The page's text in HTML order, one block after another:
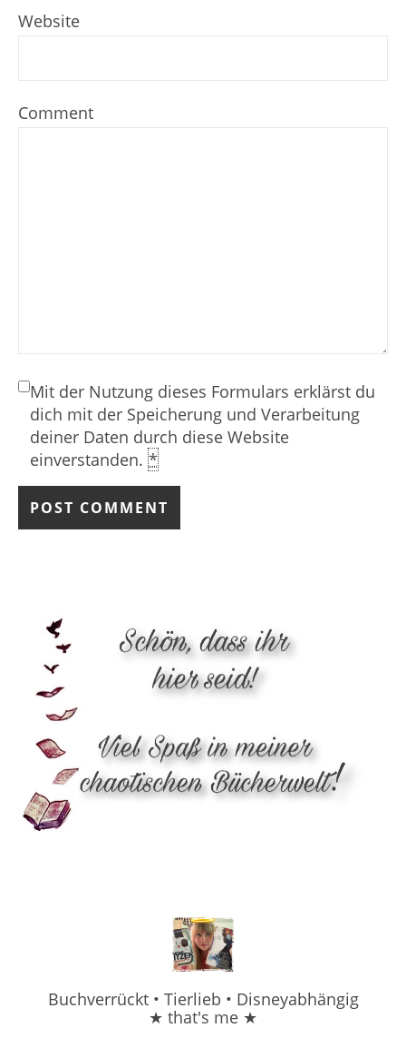
Website
Comment
Mit der Nutzung dieses Formulars erklärst du
dich mit der Speicherung und Verarbeitung
deiner Daten durch diese Website
einverstanden. *
Buchverrückt • Tierlieb • Disneyabhängig
★ that's me ★